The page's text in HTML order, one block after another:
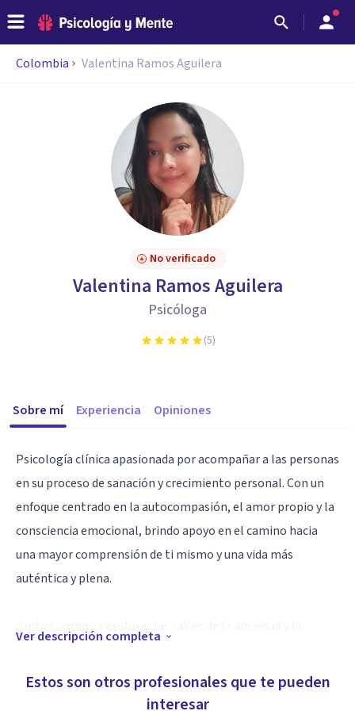
Colombia Valentina Ramos Aguilera
No verificado
Valentina Ramos Aguilera
Psicóloga
(5)
Sobre mí Experiencia Opiniones
Psicología clínica apasionada por acompañar a las personas
en su proceso de sanación y crecimiento personal. Con un
enfoque centrado en la autocompasión, el amor propio y la
consciencia emocional, brindo apoyo en el camino hacia
una mayor comprensión de ti mismo y una vida más
auténtica y plena.
equilibrado y feliz.
Ver descripción completa
Estos son otros profesionales que te pueden
interesar